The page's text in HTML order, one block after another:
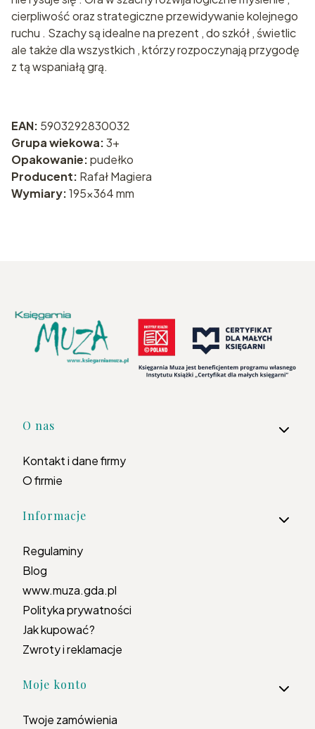
cierpliwość oraz strategiczne przewidywanie kolejnego
ruchu . Szachy są idealne na prezent , do szkół , świetlic
ale także dla wszystkich , którzy rozpoczynają przygodę
z tą wspaniałą grą.
EAN: 5903292830032
Grupa wiekowa:3+
Opakowanie:pudełko
Producent: Rafał Magiera
Wymiary:195x364 mm
Linki w stopce
O nas
Kontakt i dane firmy
O firmie
Informacje
Regulaminy
Blog
www.muza.gda.pl
Polityka prywatności
Jak kupować?
Zwroty i reklamacje
Moje konto
Twoje zamówienia